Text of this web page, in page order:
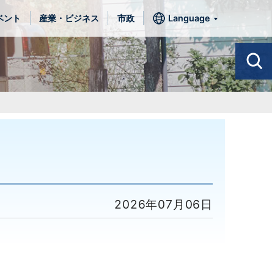
ント 産業・ビジネス 市政 Language
2026年07月06日